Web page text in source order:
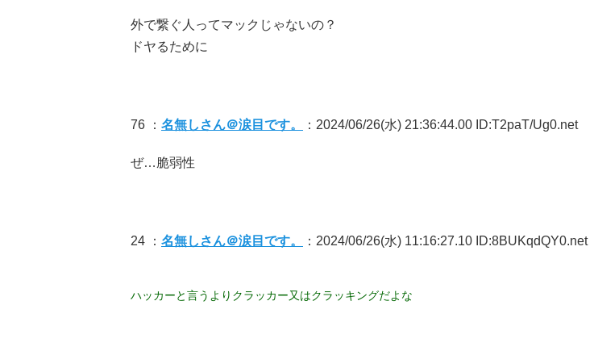
外で繋ぐ人ってマックじゃないの？
ドヤるために
76 ： 名無しさん＠涙目です。 ：2024/06/26(水) 21:36:44.00 ID:T2paT/Ug0.net
ぜ…脆弱性
24 ： 名無しさん＠涙目です。 ：2024/06/26(水) 11:16:27.10 ID:8BUKqdQY0.net
ハッカーと言うよりクラッカー又はクラッキングだよな